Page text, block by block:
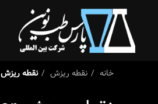
خانه نقطه ریزش نقطه ریزش Koehler مدل K77000